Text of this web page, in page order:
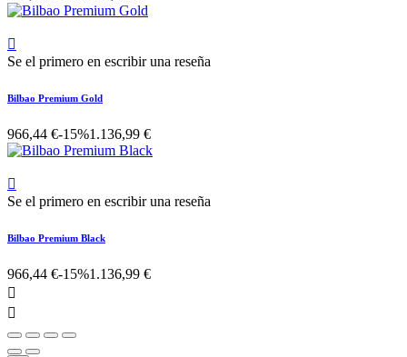

Se el primero en escribir una reseña
Bilbao Premium Gold
966,44 €-15%1.136,99 €

Se el primero en escribir una reseña
Bilbao Premium Black
966,44 €-15%1.136,99 €

